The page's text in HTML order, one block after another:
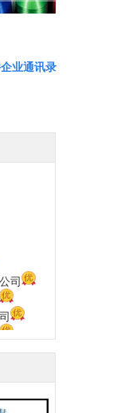
业通讯录